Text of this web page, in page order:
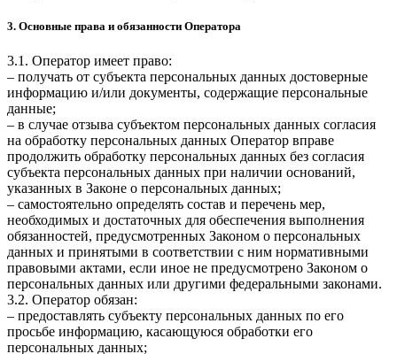
3. Основные права и обязанности Оператора
3.1. Оператор имеет право:
– получать от субъекта персональных данных достоверные
информацию и/или документы, содержащие персональные
данные;
– в случае отзыва субъектом персональных данных согласия
на обработку персональных данных Оператор вправе
продолжить обработку персональных данных без согласия
субъекта персональных данных при наличии оснований,
указанных в Законе о персональных данных;
– самостоятельно определять состав и перечень мер,
необходимых и достаточных для обеспечения выполнения
обязанностей, предусмотренных Законом о персональных
данных и принятыми в соответствии с ним нормативными
правовыми актами, если иное не предусмотрено Законом о
персональных данных или другими федеральными законами.
3.2. Оператор обязан:
– предоставлять субъекту персональных данных по его
просьбе информацию, касающуюся обработки его
персональных данных;